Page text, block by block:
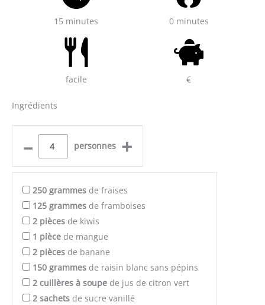
15 minutes 0 minutes
facile €
Ingrédients
– personnes +
250 grammes de fraises
125 grammes de framboises
2 pièces de kiwis
1 pièce de mangue
2 pièces de banane
150 grammes de raisin blanc sans pépins
2 cuillères à soupe de jus de citron vert
2 sachets de sucre vanillé